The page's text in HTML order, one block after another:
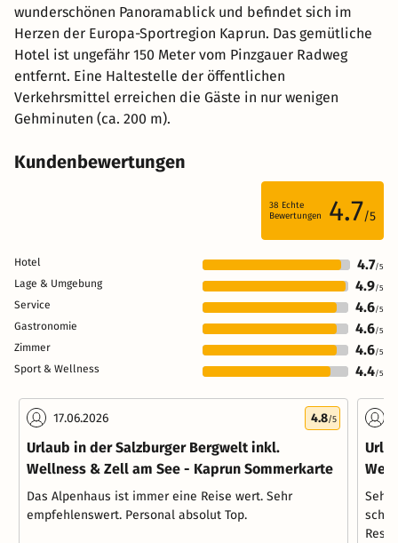
wunderschönen Panoramablick und befindet sich im
Herzen der Europa-Sportregion Kaprun. Das gemütliche
Hotel ist ungefähr 150 Meter vom Pinzgauer Radweg
entfernt. Eine Haltestelle der öffentlichen
Verkehrsmittel erreichen die Gäste in nur wenigen
Gehminuten (ca. 200 m).
Kundenbewertungen
38 Echte
Bewertungen
4.7/5
Hotel 4.7/5
Lage & Umgebung 4.9/5
Service 4.6/5
Gastronomie 4.6/5
Zimmer 4.6/5
Sport & Wellness 4.4/5
17.06.2026 4.8/5
Urlaub in der Salzburger Bergwelt inkl.
Wellness & Zell am See - Kaprun Sommerkarte
Das Alpenhaus ist immer eine Reise wert. Sehr
empfehlenswert. Personal absolut Top.
Sehr